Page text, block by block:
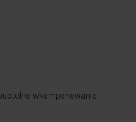
wkomponowanie